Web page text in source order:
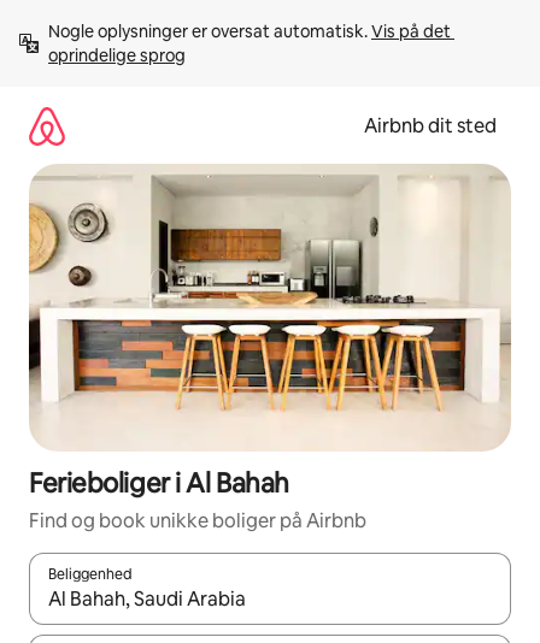
videre
Nogle oplysninger er oversat automatisk. Vis på det
oprindelige sprog
Airbnb dit sted
Ferieboliger i Al Bahah
Find og book unikke boliger på Airbnb
Beliggenhed
Når resultaterne er tilgængelige, skal du navigere med